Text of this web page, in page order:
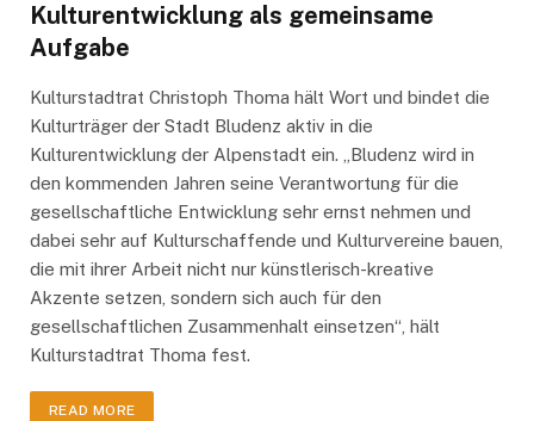
Kulturentwicklung als gemeinsame
Aufgabe
Kulturstadtrat Christoph Thoma hält Wort und bindet die
Kulturträger der Stadt Bludenz aktiv in die
Kulturentwicklung der Alpenstadt ein. „Bludenz wird in
den kommenden Jahren seine Verantwortung für die
gesellschaftliche Entwicklung sehr ernst nehmen und
dabei sehr auf Kulturschaffende und Kulturvereine bauen,
die mit ihrer Arbeit nicht nur künstlerisch-kreative
Akzente setzen, sondern sich auch für den
gesellschaftlichen Zusammenhalt einsetzen“, hält
Kulturstadtrat Thoma fest.
READ MORE